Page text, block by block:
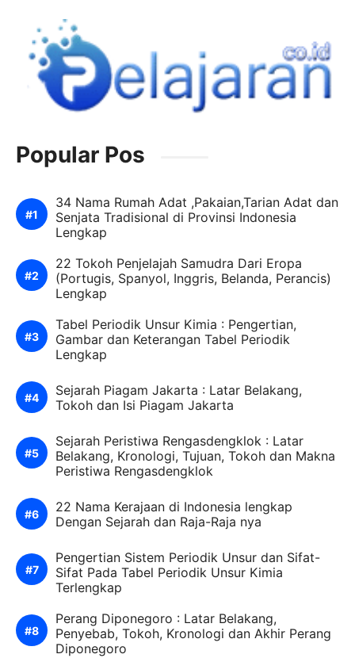
Popular Pos
34 Nama Rumah Adat ,Pakaian,Tarian Adat dan
Senjata Tradisional di Provinsi Indonesia
Lengkap
22 Tokoh Penjelajah Samudra Dari Eropa
(Portugis, Spanyol, Inggris, Belanda, Perancis)
Lengkap
Tabel Periodik Unsur Kimia : Pengertian,
Gambar dan Keterangan Tabel Periodik
Lengkap
Sejarah Piagam Jakarta : Latar Belakang,
Tokoh dan Isi Piagam Jakarta
Sejarah Peristiwa Rengasdengklok : Latar
Belakang, Kronologi, Tujuan, Tokoh dan Makna
Peristiwa Rengasdengklok
22 Nama Kerajaan di Indonesia lengkap
Dengan Sejarah dan Raja-Raja nya
Pengertian Sistem Periodik Unsur dan Sifat-
Sifat Pada Tabel Periodik Unsur Kimia
Terlengkap
Perang Diponegoro : Latar Belakang,
Penyebab, Tokoh, Kronologi dan Akhir Perang
Diponegoro